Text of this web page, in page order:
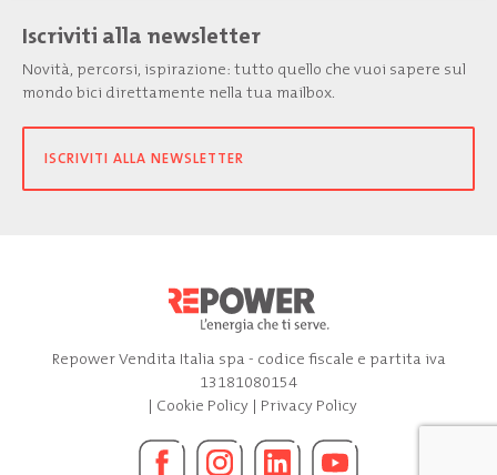
Iscriviti alla newsletter
Novità, percorsi, ispirazione: tutto quello che vuoi sapere sul
mondo bici direttamente nella tua mailbox.
ISCRIVITI ALLA NEWSLETTER
Repower Vendita Italia spa - codice fiscale e partita iva
13181080154
| Cookie Policy| Privacy Policy